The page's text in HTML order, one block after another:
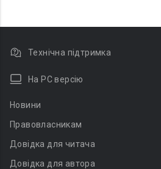
Технічна підтримка
На PC версію
Новини
Правовласникам
Довідка для читача
Довідка для автора